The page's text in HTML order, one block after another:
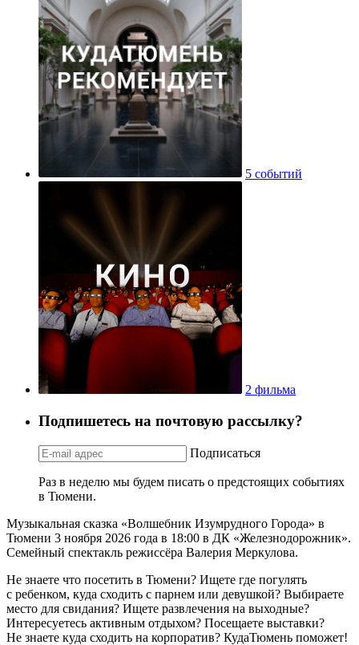
5 событий
2 фильма
Подпишетесь на почтовую рассылку?
Подписаться
Раз в неделю мы будем писать о предстоящих событиях
в Тюмени.
Музыкальная сказка «Волшебник Изумрудного Города» в
Тюмени 3 ноября 2026 года в 18:00 в ДК «Железнодорожник».
Семейный спектакль режиссёра Валерия Меркулова.
Не знаете что посетить в Тюмени? Ищете где погулять
с ребенком, куда сходить с парнем или девушкой? Выбираете
место для свидания? Ищете развлечения на выходные?
Интересуетесь активным отдыхом? Посещаете выставки?
Не знаете куда сходить на корпоратив? КудаТюмень поможет!